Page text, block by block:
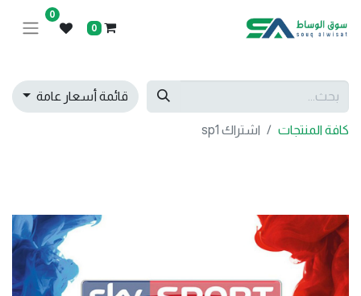
0
0
قائمة أسعار عامة
كافة المنتجات اشتراك sp1